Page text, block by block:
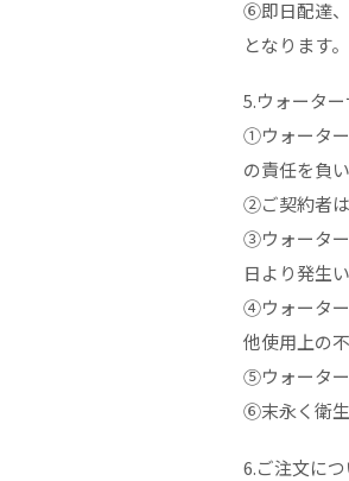
⑥即日配達
となります。
5.ウォータ
①ウォータ
の責任を負
②ご契約者は
③ウォータ
日より発生
④ウォータ
他使用上の
⑤ウォーター
⑥末永く衛生
6.ご注文に